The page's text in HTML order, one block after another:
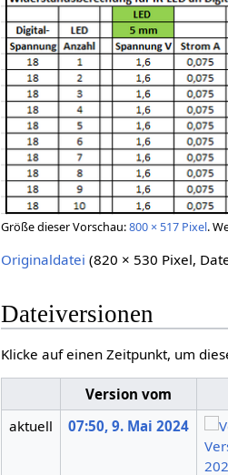
Größe dieser Vorschau:800 × 517 Pixel.
Originaldatei (820 × 530 Pixel,
Dateiversionen
Klicke auf einen Zeitpunkt, um
Version vom
aktuell
07:50, 9. Mai 2024